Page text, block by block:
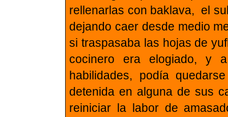
rellenarlas con baklava, el
dejando caer desde medio
si traspasaba las hojas de
cocinero era elogiado, y
habilidades, podía
detenida en alguna de sus
reiniciar la labor de